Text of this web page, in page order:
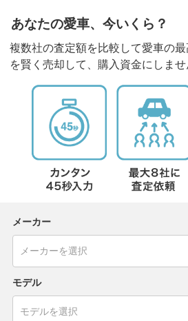
あなたの愛車、今いくら？
複数社の査定額を比較して愛車の
を賢く売却して、購入資金にしませ
メーカー
モデル